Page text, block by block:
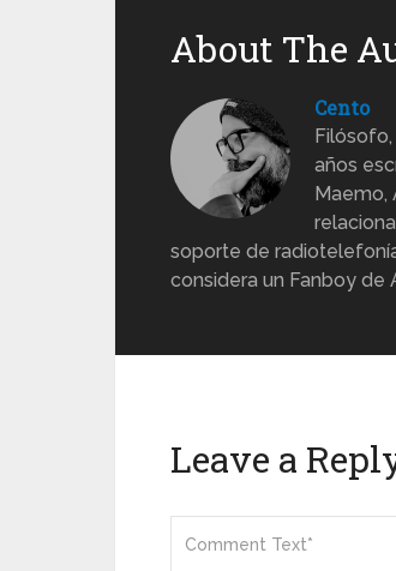
About The
Cento
años
Maemo,
soporte de
considera un Fanboy de
Leave a